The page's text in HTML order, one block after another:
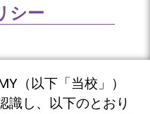
シー
（以下「当校」）
識し、以下のとおり